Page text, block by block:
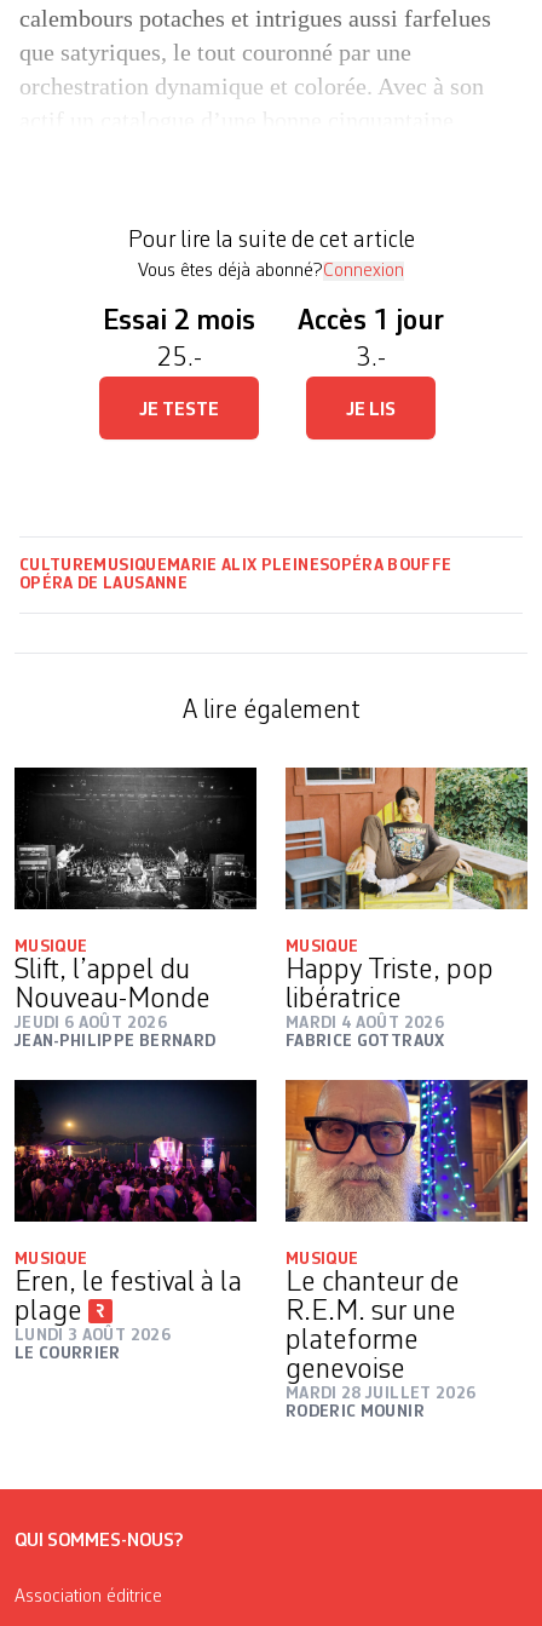
calembours potaches et intrigues aussi farfelues
que satyriques, le tout couronné par une
orchestration dynamique et colorée. Avec à son
rien sa […]
Pour lire la suite de cet article
Vous êtes déjà abonné?Connexion
Essai 2 mois
25.-
JE TESTE
Accès 1 jour
3.-
JE LIS
CULTURE MUSIQUE MARIE ALIX PLEINESOPÉRA BOUFFE
OPÉRA DE LAUSANNE
A lire également
MUSIQUE
Slift, l’appel du
Nouveau-Monde
JEUDI 6 AOÛT 2026
JEAN-PHILIPPE BERNARD
MUSIQUE
Happy Triste, pop
libératrice
MARDI 4 AOÛT 2026
FABRICE GOTTRAUX
MUSIQUE
Eren, le festival à la
plage
LUNDI 3 AOÛT 2026
LE COURRIER
MUSIQUE
Le chanteur de
R.E.M. sur une
plateforme
genevoise
MARDI 28 JUILLET 2026
RODERIC MOUNIR
QUI SOMMES-NOUS?
Association éditrice